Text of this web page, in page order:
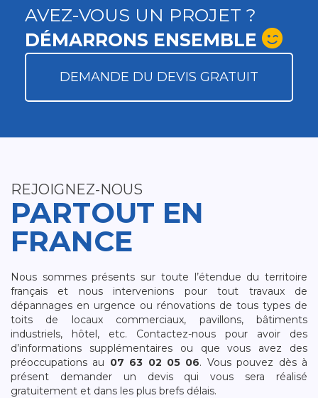
AVEZ-VOUS UN PROJET ?
DÉMARRONS ENSEMBLE
DEMANDE DU DEVIS GRATUIT
REJOIGNEZ-NOUS
PARTOUT EN
FRANCE
Nous sommes présents sur toute l’étendue du territoire
français et nous intervenions pour tout travaux de
dépannages en urgence ou rénovations de tous types de
toits de locaux commerciaux, pavillons, bâtiments
industriels, hôtel, etc. Contactez-nous pour avoir des
d’informations supplémentaires ou que vous avez des
préoccupations au 07 63 02 05 06. Vous pouvez dès à
présent demander un devis qui vous sera réalisé
gratuitement et dans les plus brefs délais.